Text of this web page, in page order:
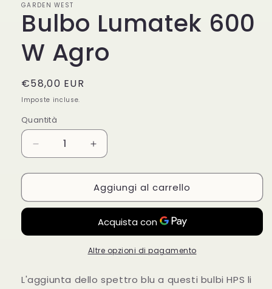
GARDEN WEST
Bulbo Lumatek 600
W Agro
Prezzo
di
€58,00 EUR
Imposte incluse.
Quantità
Diminuisci
quantità
per
Lumatek
Agro
Aumenta
quantità
per
Bulbo
Lumatek
W
Agro
Aggiungi al carrello
Altre opzioni di pagamento
L'aggiunta dello spettro blu a questi bulbi HPS li